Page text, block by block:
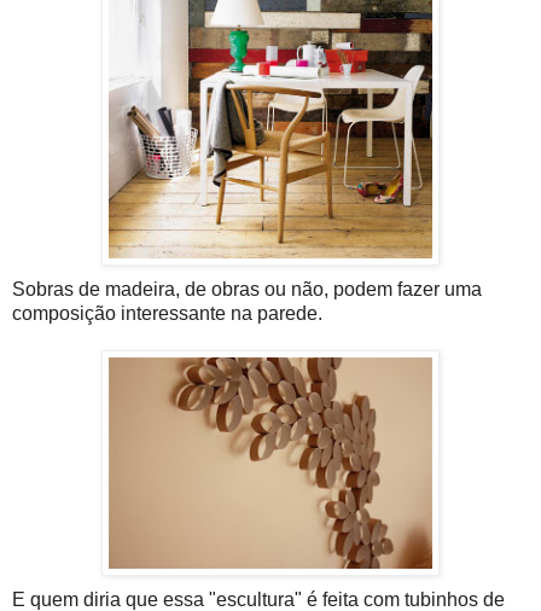
Sobras de madeira, de obras ou não, podem fazer uma
composição interessante na parede.
E quem diria que essa "escultura" é feita com tubinhos de